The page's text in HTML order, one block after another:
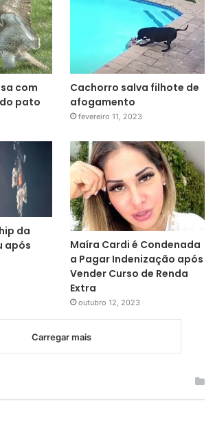
com
pato
Cachorro salva filhote de
afogamento
fevereiro 11, 2023
da
após
Maíra Cardi é Condenada
a Pagar Indenização após
Vender Curso de Renda
Extra
outubro 12, 2023
Carregar mais